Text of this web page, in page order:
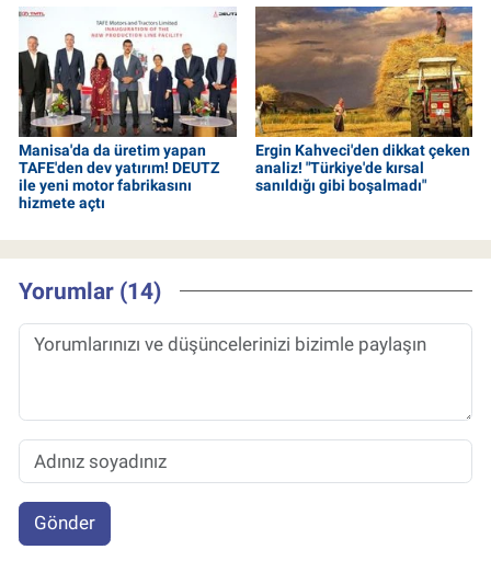
Manisa'da da üretim yapan
TAFE'den dev yatırım! DEUTZ
ile yeni motor fabrikasını
hizmete açtı
Ergin Kahveci'den dikkat çeken
analiz! "Türkiye'de kırsal
sanıldığı gibi boşalmadı"
Yorumlar (14)
Gönder